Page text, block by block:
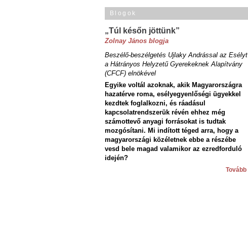
Blogok
„Túl későn jöttünk”
Zolnay János blogja
Beszélő-beszélgetés Ujlaky Andrással az Esélyt
a Hátrányos Helyzetű Gyerekeknek Alapítvány
(CFCF) elnökével
Egyike voltál azoknak, akik Magyarországra
hazatérve roma, esélyegyenlőségi ügyekkel
kezdtek foglalkozni, és ráadásul
kapcsolatrendszerük révén ehhez még
számottevő anyagi forrásokat is tudtak
mozgósítani. Mi indított téged arra, hogy a
magyarországi közéletnek ebbe a részébe
vesd bele magad valamikor az ezredforduló
idején?
Tovább